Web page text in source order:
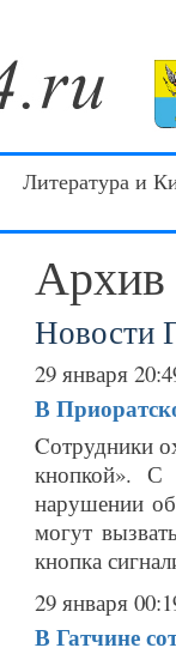
Литература и
Архив
Новости
29 января
В
Cотрудники
кнопкой». С
нарушении
могут
кнопка
29 января
В Гатчине